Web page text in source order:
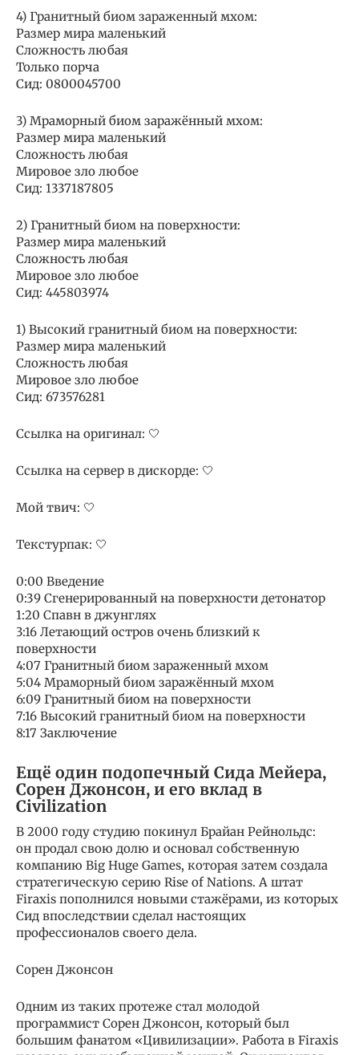
4) Гранитный биом зараженный мхом:
Размер мира маленький
Сложность любая
Только порча
Сид: 0800045700
3) Мраморный биом заражённый мхом:
Размер мира маленький
Сложность любая
Мировое зло любое
Сид: 1337187805
2) Гранитный биом на поверхности:
Размер мира маленький
Сложность любая
Мировое зло любое
Сид: 445803974
1) Высокий гранитный биом на поверхности:
Размер мира маленький
Сложность любая
Мировое зло любое
Сид: 673576281
Ссылка на оригинал: 🤍
Ссылка на сервер в дискорде: 🤍
Мой твич: 🤍
Текстурпак: 🤍
0:00 Введение
0:39 Сгенерированный на поверхности детонатор
1:20 Спавн в джунглях
3:16 Летающий остров очень близкий к
поверхности
4:07 Гранитный биом зараженный мхом
5:04 Мраморный биом заражённый мхом
6:09 Гранитный биом на поверхности
7:16 Высокий гранитный биом на поверхности
8:17 Заключение
Ещё один подопечный Сида Мейера,
Сорен Джонсон, и его вклад в
Civilization
В 2000 году студию покинул Брайан Рейнольдс:
он продал свою долю и основал собственную
компанию Big Huge Games, которая затем создала
стратегическую серию Rise of Nations. А штат
Firaxis пополнился новыми стажёрами, из которых
Сид впоследствии сделал настоящих
профессионалов своего дела.
Сорен Джонсон
Одним из таких протеже стал молодой
программист Сорен Джонсон, который был
большим фанатом «Цивилизации». Работа в Firaxis